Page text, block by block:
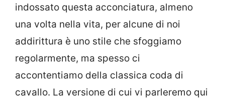
indossato questa acconciatura, almeno
una volta nella vita, per alcune di noi
addirittura è uno stile che sfoggiamo
regolarmente, ma spesso ci
accontentiamo della classica coda di
cavallo. La versione di cui vi parleremo qui